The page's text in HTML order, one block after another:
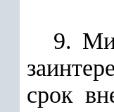
9.
срок